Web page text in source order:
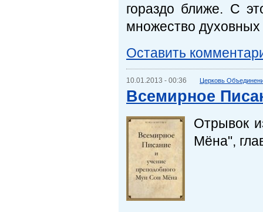
гораздо ближе. С
множество духовных
Оставить
10.01.2013 - 00:36 Церковь
Всемирное
Отрывок
Мёна",